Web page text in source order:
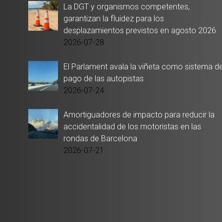
La DGT y organismos competentes,
garantizan la fluidez para los
desplazamientos previstos en agosto 2026
2026-07-28
El Parlament avala la viñeta como sistema
pago de las autopistas
2026-07-24
Amortiguadores de impacto para reducir la
accidentalidad de los motoristas en las
rondas de Barcelona
2026-07-21